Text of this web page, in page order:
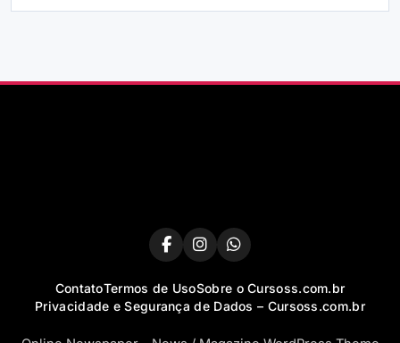
ContatoTermos de UsoSobre o Cursoss.com.br
Privacidade e Segurança de Dados – Cursoss.com.br